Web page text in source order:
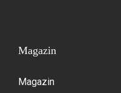
Magazin
Magazin